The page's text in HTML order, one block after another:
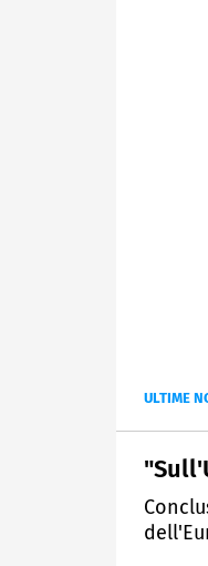
ULTIME